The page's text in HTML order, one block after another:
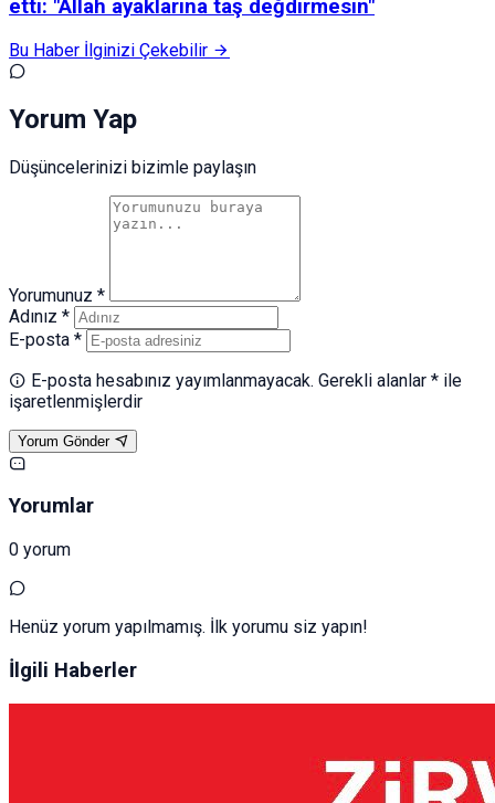
etti: "Allah ayaklarına taş değdirmesin"
Bu Haber İlginizi Çekebilir
Yorum Yap
Düşüncelerinizi bizimle paylaşın
Yorumunuz *
Adınız *
E-posta *
E-posta hesabınız yayımlanmayacak. Gerekli alanlar * ile
işaretlenmişlerdir
Yorum Gönder
Yorumlar
0 yorum
Henüz yorum yapılmamış. İlk yorumu siz yapın!
İlgili Haberler